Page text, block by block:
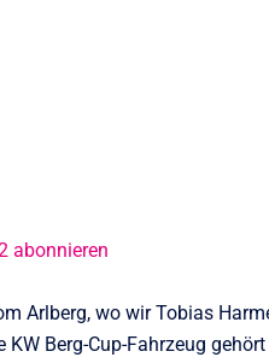
abonnieren
Arlberg, wo wir Tobias
Berg-Cup-Fahrzeug